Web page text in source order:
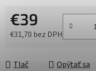
€39
€31,70 bez DPH
Tlač Opýtať sa